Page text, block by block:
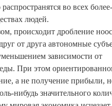
во всех
людей.
происходит дробление
от друга автономные
зависимости от
При этом
а не получение прибыли,
нибудь значительного